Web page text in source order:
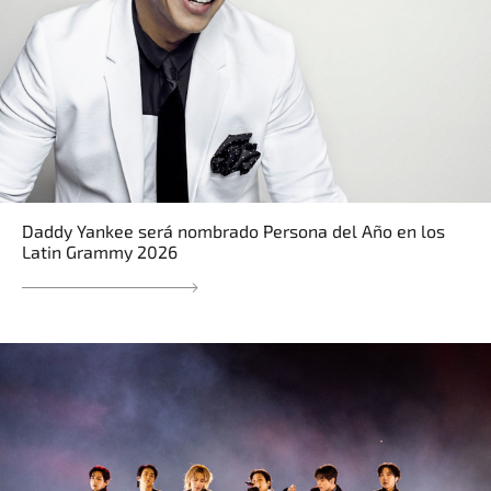
Daddy Yankee será nombrado Persona del Año en los
Latin Grammy 2026